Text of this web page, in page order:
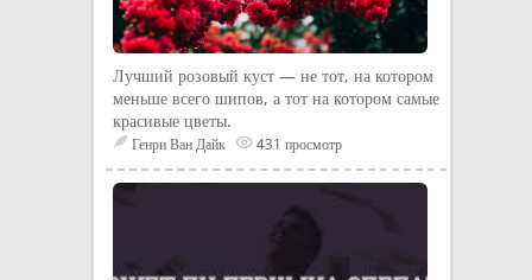
Лучший розовый куст — не тот, на котором
меньше всего шипов, а тот на котором самые
красивые цветы.
Генри Ван Дайк 431 просмотр